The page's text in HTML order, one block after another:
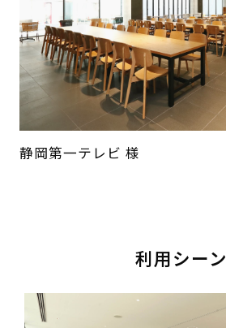
静岡第一テレビ 様
利用シーン